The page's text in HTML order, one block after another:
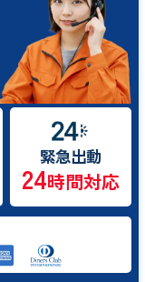
緊急出動
24時間対応